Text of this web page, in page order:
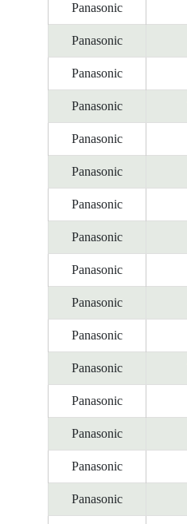
Panasonic
Panasonic
Panasonic
Panasonic
Panasonic
Panasonic
Panasonic
Panasonic
Panasonic
Panasonic
Panasonic
Panasonic
Panasonic
Panasonic
Panasonic
Panasonic